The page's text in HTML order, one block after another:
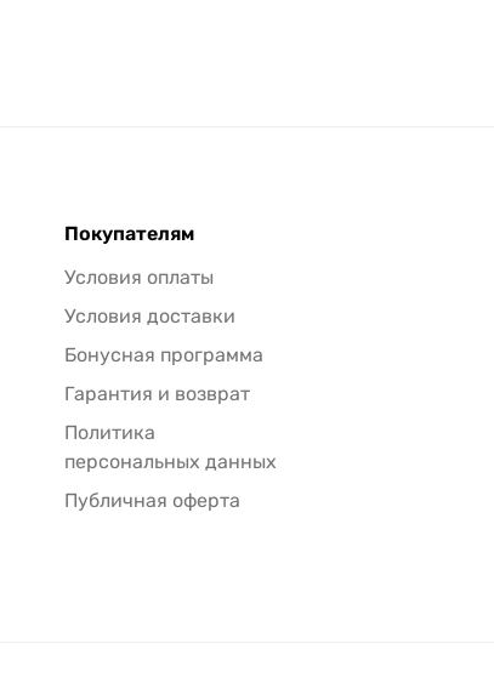
Покупателям
Условия оплаты
Условия доставки
Бонусная программа
Гарантия и возврат
Политика
персональных данных
Публичная оферта